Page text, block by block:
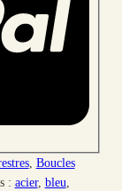
, Boucles
: acier, bleu,